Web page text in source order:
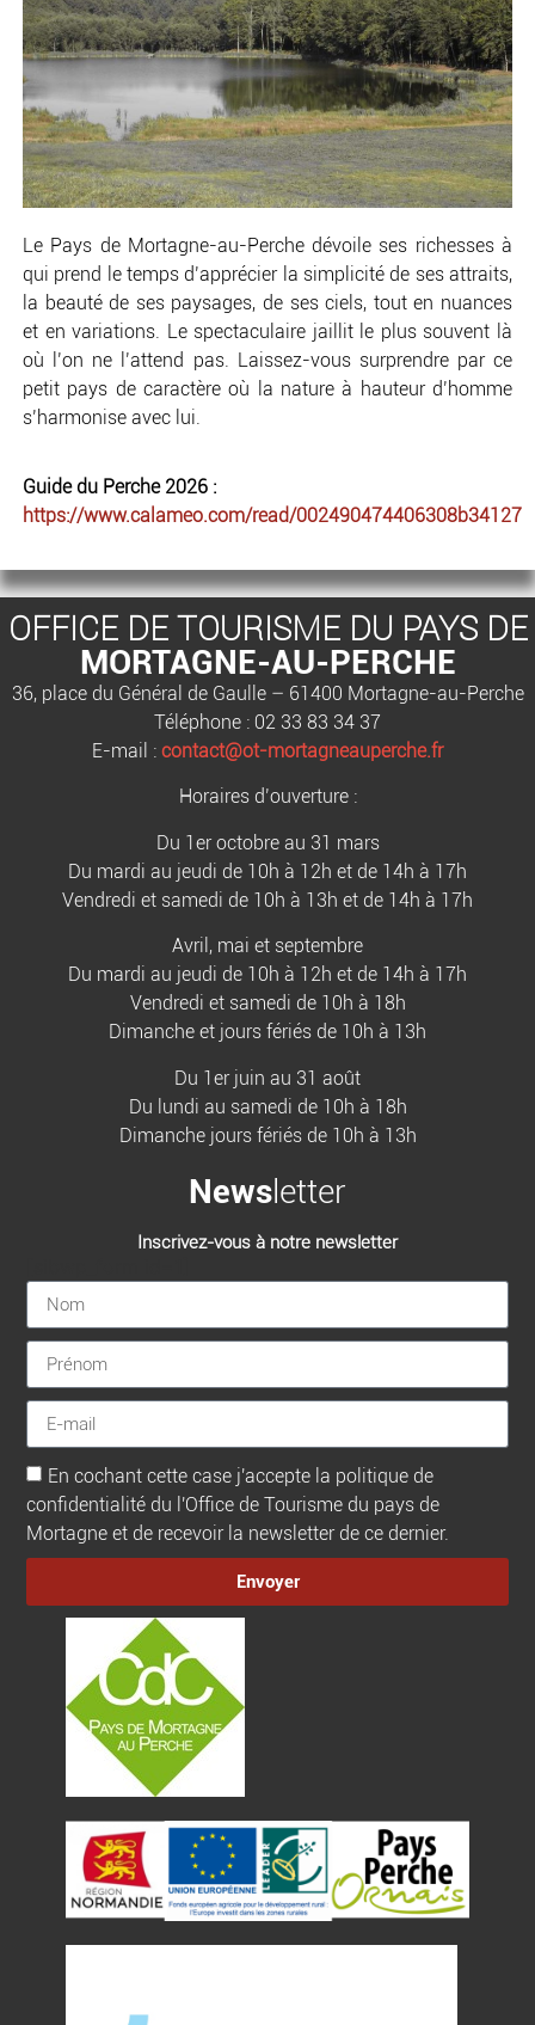
Le Pays de Mortagne-au-Perche dévoile ses richesses à
qui prend le temps d’apprécier la simplicité de ses attraits,
la beauté de ses paysages, de ses ciels, tout en nuances
et en variations. Le spectaculaire jaillit le plus souvent là
où l’on ne l’attend pas. Laissez-vous surprendre par ce
petit pays de caractère où la nature à hauteur d’homme
s’harmonise avec lui.
Guide du Perche 2026 :
https://www.calameo.com/read/002490474406308b34127
OFFICE DE TOURISME DU PAYS DE
MORTAGNE-AU-PERCHE
36, place du Général de Gaulle – 61400 Mortagne-au-Perche
Téléphone : 02 33 83 34 37
E-mail : contact@ot-mortagneauperche.fr
Horaires d’ouverture :
Du 1er octobre au 31 mars
Du mardi au jeudi de 10h à 12h et de 14h à 17h
Vendredi et samedi de 10h à 13h et de 14h à 17h
Avril, mai et septembre
Du mardi au jeudi de 10h à 12h et de 14h à 17h
Vendredi et samedi de 10h à 18h
Dimanche et jours fériés de 10h à 13h
Du 1er juin au 31 août
Du lundi au samedi de 10h à 18h
Dimanche jours fériés de 10h à 13h
Newsletter
Inscrivez-vous à notre newsletter
En cochant cette case j'accepte la politique de
confidentialité du l'Office de Tourisme du pays de
Mortagne et de recevoir la newsletter de ce dernier.
Envoyer